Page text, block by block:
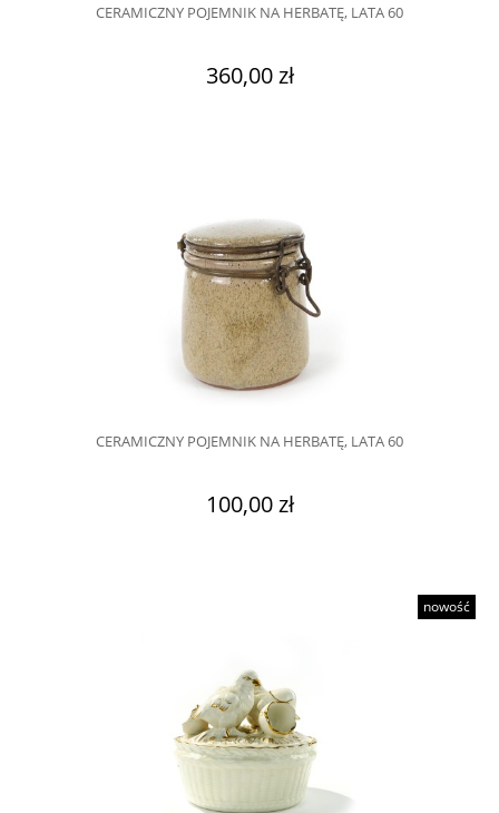
CERAMICZNY POJEMNIK NA HERBATĘ, LATA 60
360,00 zł
CERAMICZNY POJEMNIK NA HERBATĘ, LATA 60
100,00 zł
nowość